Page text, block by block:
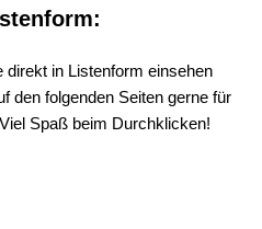
in Listenform einsehen
den folgenden Seiten gerne für
Spaß beim Durchklicken!